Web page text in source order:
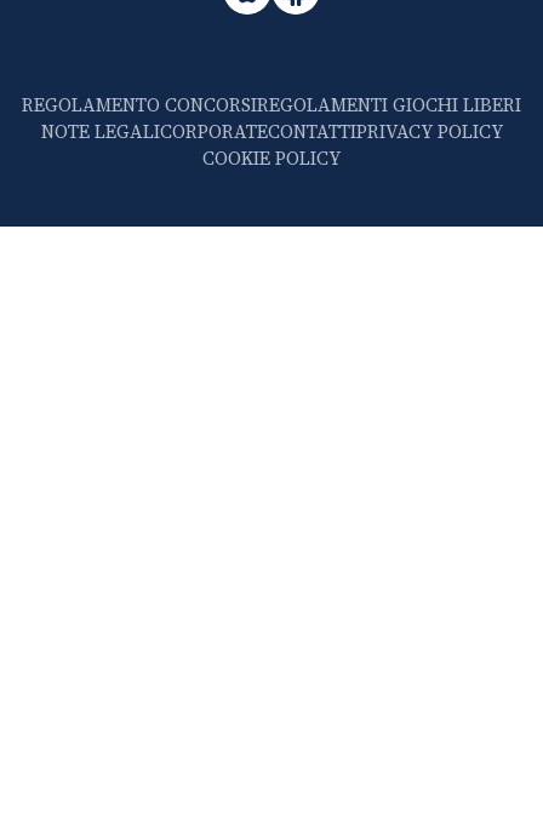
REGOLAMENTO CONCORSIREGOLAMENTI GIOCHI LIBERI
NOTE LEGALICORPORATECONTATTIPRIVACY POLICY
COOKIE POLICY